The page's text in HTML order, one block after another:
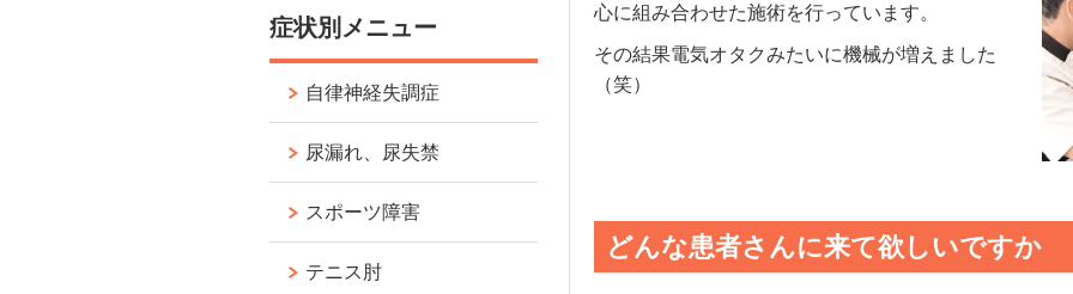
心に組み合わせた施術を行っています。
その結果電気オタクみたいに機械が増えました
（笑）
どんな患者さんに来て欲しいですか
症状別メニュー
自律神経失調症
尿漏れ、尿失禁
スポーツ障害
テニス肘